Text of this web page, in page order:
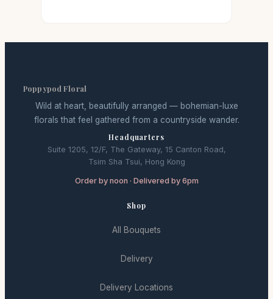
Poppypod Floral
Wild at heart, beautifully arranged — bohemian-luxe
florals that feel gathered from a countryside wander.
Headquarters
Suite 1205, 12/F, The Gateway, 15 Canton Road,
Tsim Sha Tsui, Hong Kong
Order by noon · Delivered by 6pm
Shop
All Bouquets
Delivery
Delivery Locations